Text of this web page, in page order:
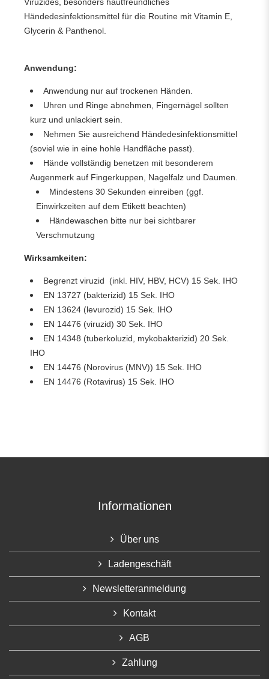
Händedesinfektionsmittel für die Routine mit Vitamin E,
Glycerin & Panthenol.
Anwendung:
Anwendung nur auf trockenen Händen.
Uhren und Ringe abnehmen, Fingernägel sollten
kurz und unlackiert sein.
Nehmen Sie ausreichend Händedesinfektionsmittel
(soviel wie in eine hohle Handfläche passt).
Hände vollständig benetzen mit besonderem
Augenmerk auf Fingerkuppen, Nagelfalz und Daumen.
Mindestens 30 Sekunden einreiben (ggf.
Einwirkzeiten auf dem Etikett beachten)
Händewaschen bitte nur bei sichtbarer
Verschmutzung
Wirksamkeiten:
Begrenzt viruzid (inkl. HIV, HBV, HCV) 15 Sek. IHO
EN 13727 (bakterizid) 15 Sek. IHO
EN 13624 (levurozid) 15 Sek. IHO
EN 14476 (viruzid) 30 Sek. IHO
EN 14348 (tuberkoluzid, mykobakterizid) 20 Sek.
IHO
EN 14476 (Norovirus (MNV)) 15 Sek. IHO
EN 14476 (Rotavirus) 15 Sek. IHO
Informationen
Über uns
Ladengeschäft
Newsletteranmeldung
Kontakt
AGB
Zahlung